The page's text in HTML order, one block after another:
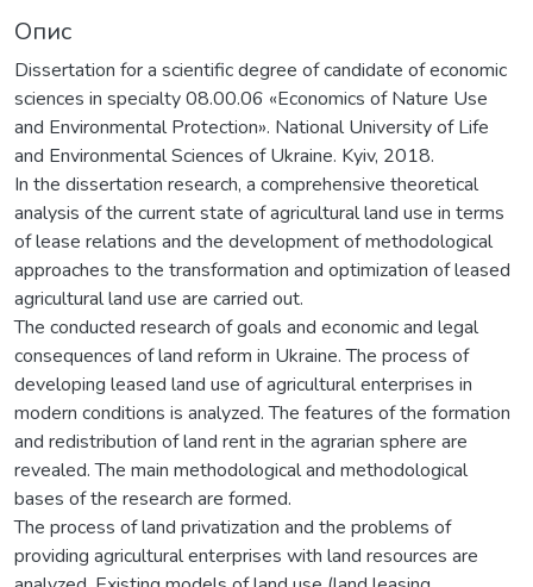
Опис
Dissertation for a scientific degree of candidate of economic
sciences in specialty 08.00.06 «Economics of Nature Use
and Environmental Protection». National University of Life
and Environmental Sciences of Ukraine. Kyiv, 2018.
In the dissertation research, a comprehensive theoretical
analysis of the current state of agricultural land use in terms
of lease relations and the development of methodological
approaches to the transformation and optimization of leased
agricultural land use are carried out.
The conducted research of goals and economic and legal
consequences of land reform in Ukraine. The process of
developing leased land use of agricultural enterprises in
modern conditions is analyzed. The features of the formation
and redistribution of land rent in the agrarian sphere are
revealed. The main methodological and methodological
bases of the research are formed.
The process of land privatization and the problems of
providing agricultural enterprises with land resources are